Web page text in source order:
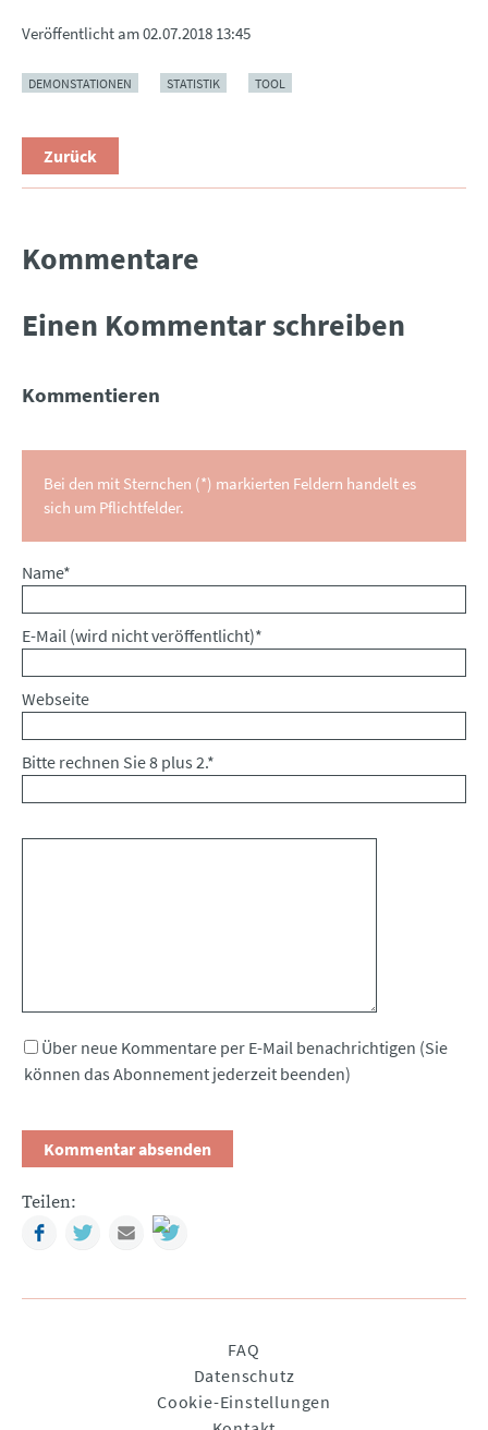
Veröffentlicht am02.07.2018 13:45
DEMONSTATIONEN STATISTIK TOOL
Zurück
Kommentare
Einen Kommentar schreiben
Kommentieren
Bei den mit Sternchen (*) markierten Feldern handelt es
sich um Pflichtfelder.
Pflichtfeld
Name*
Pflichtfeld
E-Mail (wird nicht veröffentlicht)*
Webseite
Bitte rechnen Sie 8 plus 2.*
Über neue Kommentare per E-Mail benachrichtigen (Sie
können das Abonnement jederzeit beenden)
Teilen:
FacebookTwitterMail
FAQ
Datenschutz
Cookie-Einstellungen